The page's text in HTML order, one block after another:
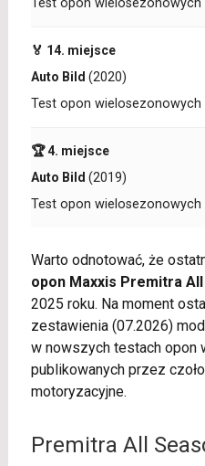
Test opon
🏅 14. miejsce
Auto Bild (2020)
Test opon wielosezonowych
🏆 4. miejsce
Auto Bild (2019)
Test opon wielosezonowych
Warto odnotować, że
opon Maxxis Premitra
2025 roku. Na moment
zestawienia (07.2026)
w nowszych testach opon
publikowanych przez
motoryzacyjne.
Premitra All